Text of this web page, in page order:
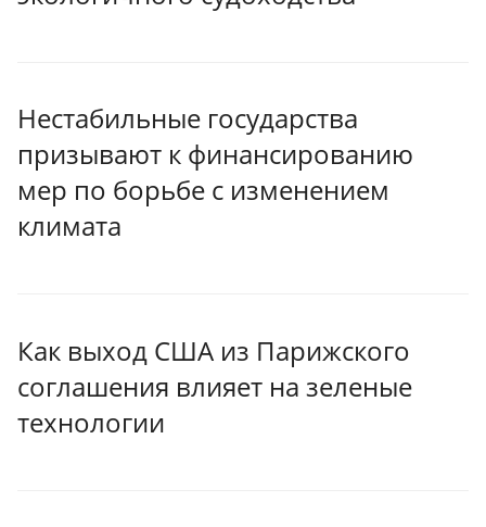
Нестабильные государства
призывают к финансированию
мер по борьбе с изменением
климата
Как выход США из Парижского
соглашения влияет на зеленые
технологии